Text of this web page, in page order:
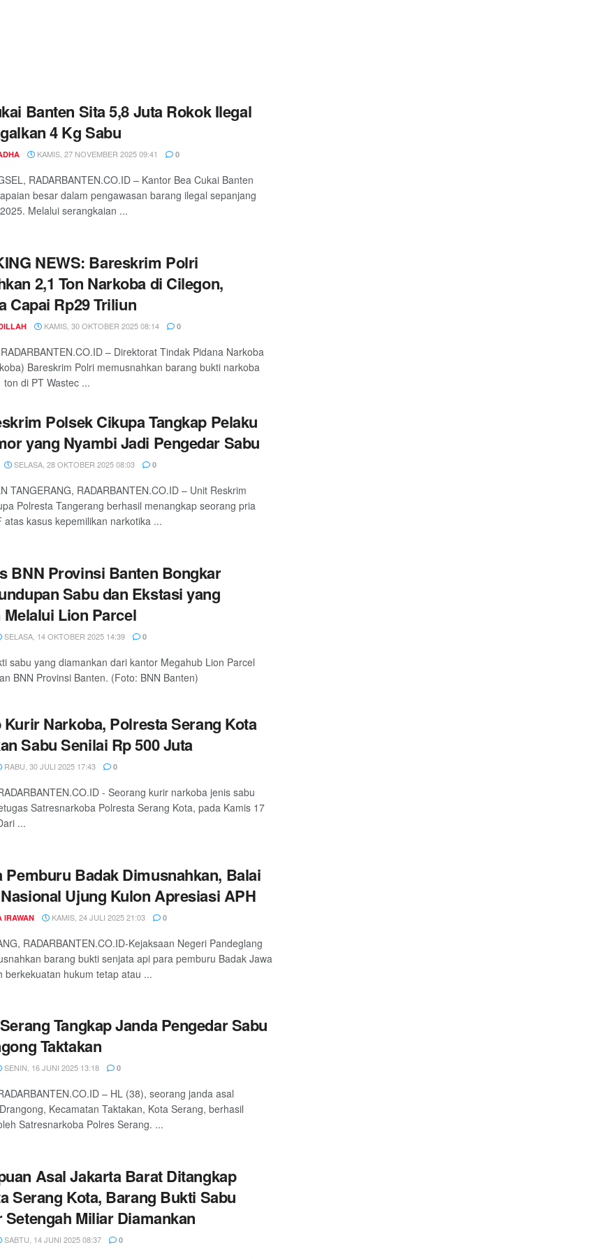
Banten Sita 5,8 Juta Rokok Ilegal
4 Kg Sabu
KAMIS, 27 NOVEMBER 2025 09:41 0
RADARBANTEN.CO.ID – Kantor Bea Cukai Banten
besar dalam pengawasan barang ilegal sepanjang
Melalui serangkaian ...
NEWS: Bareskrim Polri
2,1 Ton Narkoba di Cilegon,
Capai Rp29 Triliun
KAMIS, 30 OKTOBER 2025 08:14 0
– Direktorat Tindak Pidana Narkoba
Bareskrim Polri memusnahkan barang bukti narkoba
di PT Wastec ...
Polsek Cikupa Tangkap Pelaku
yang Nyambi Jadi Pengedar Sabu
SELASA, 28 OKTOBER 2025 08:03 0
TANGERANG, RADARBANTEN.CO.ID – Unit Reskrim
Polresta Tangerang berhasil menangkap seorang pria
atas kasus kepemilikan narkotika ...
BNN Provinsi Banten Bongkar
Sabu dan Ekstasi yang
Lion Parcel
SELASA, 14 OKTOBER 2025 14:39 0
sabu yang diamankan dari kantor Megahub Lion Parcel
BNN Provinsi Banten. (Foto: BNN Banten)
Kurir Narkoba, Polresta Serang Kota
Sabu Senilai Rp 500 Juta
RABU, 30 JULI 2025 17:43 0
- Seorang kurir narkoba jenis sabu
Satresnarkoba Polresta Serang Kota, pada Kamis 17
...
Pemburu Badak Dimusnahkan, Balai
Ujung Kulon Apresiasi APH
IRAWAN KAMIS, 24 JULI 2025 21:03 0
RADARBANTEN.CO.ID-Kejaksaan Negeri Pandeglang
barang bukti senjata api para pemburu Badak Jawa
berkekuatan hukum tetap atau ...
Tangkap Janda Pengedar Sabu
Taktakan
SENIN, 16 JUNI 2025 13:18 0
– HL (38), seorang janda asal
Kecamatan Taktakan, Kota Serang, berhasil
Satresnarkoba Polres Serang. ...
Asal Jakarta Barat Ditangkap
Serang Kota, Barang Bukti Sabu
Setengah Miliar Diamankan
SABTU, 14 JUNI 2025 08:37 0